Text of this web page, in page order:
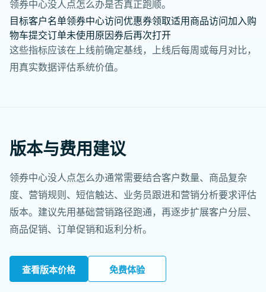
领券中心没人点怎么办是否真正跑顺。
目标客户名单领券中心访问优惠券领取适用商品访问加入购
物车提交订单未使用原因券后再次打开
这些指标应该在上线前确定基线，上线后每周或每月对比，
用真实数据评估系统价值。
版本与费用建议
领券中心没人点怎么办通常需要结合客户数量、商品复杂
度、营销规则、短信触达、业务员跟进和营销分析要求评估
版本。建议先用基础营销路径跑通，再逐步扩展客户分层、
商品促销、订单促销和返利分析。
查看版本价格 免费体验